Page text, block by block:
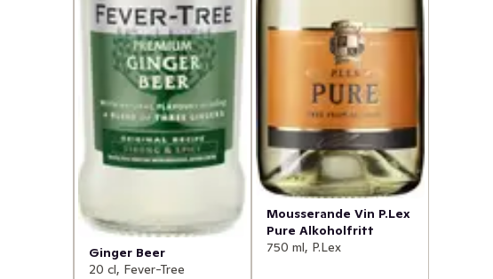
Ginger Beer
20 cl, Fever-Tree
Mousserande Vin P.Lex
Pure Alkoholfritt
750 ml, P.Lex